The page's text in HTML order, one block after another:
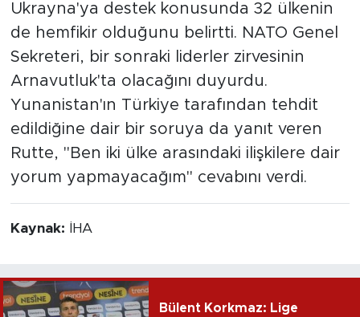
Ukrayna'ya destek konusunda 32 ülkenin
de hemfikir olduğunu belirtti. NATO Genel
Sekreteri, bir sonraki liderler zirvesinin
Arnavutluk'ta olacağını duyurdu.
Yunanistan'ın Türkiye tarafından tehdit
edildiğine dair bir soruya da yanıt veren
Rutte, "Ben iki ülke arasındaki ilişkilere dair
yorum yapmayacağım" cevabını verdi.
Kaynak: İHA
Bülent Korkmaz: Lige